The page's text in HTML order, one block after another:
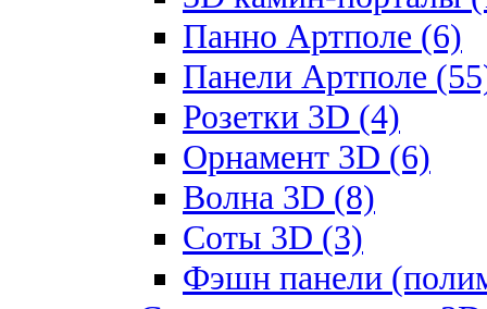
Панно Артполе (6)
Панели Артполе
Розетки 3D (4)
Орнамент 3D (6)
Волна 3D (8)
Соты 3D (3)
Фэшн панели